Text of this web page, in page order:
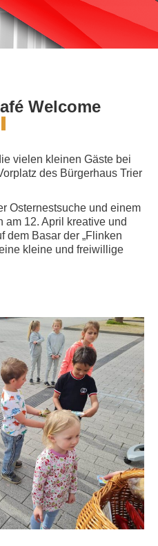
Welcome
vielen kleinen Gäste bei
des Bürgerhaus Trier
Osternestsuche und einem
am 12. April kreative und
dem Basar der „Flinken
kleine und freiwillige